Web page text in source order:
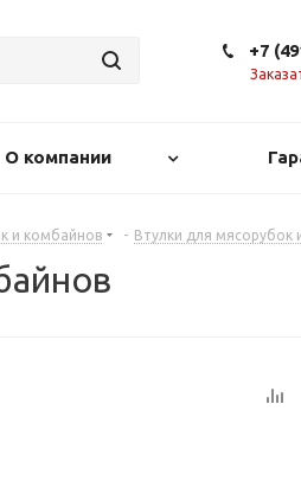
+7
О компании
и комбайнов - Втулки для мясорубок